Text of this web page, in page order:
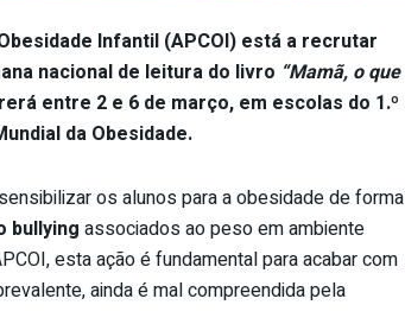
Infantil (APCOI) está a recrutar
nacional de leitura do livro “Mamã, o que
entre 2 e 6 de março, em escolas do 1.º
da Obesidade.
os alunos para a obesidade de forma
bullying associados ao peso em ambiente
esta ação é fundamental para acabar com
ainda é mal compreendida pela